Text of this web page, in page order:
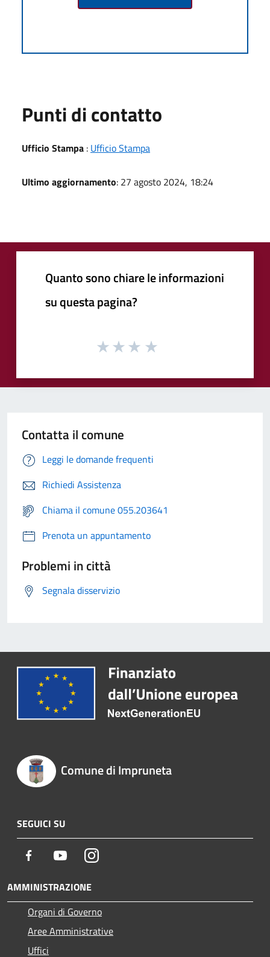
Punti di contatto
Ufficio Stampa : Ufficio Stampa
Ultimo aggiornamento: 27 agosto 2024, 18:24
Quanto sono chiare le informazioni
su questa pagina?
Contatta il comune
Leggi le domande frequenti
Richiedi Assistenza
Chiama il comune 055.203641
Prenota un appuntamento
Problemi in città
Segnala disservizio
Comune di Impruneta
SEGUICI SU
Facebook YoutubeInstagram
AMMINISTRAZIONE
Organi di Governo
Aree Amministrative
Uffici